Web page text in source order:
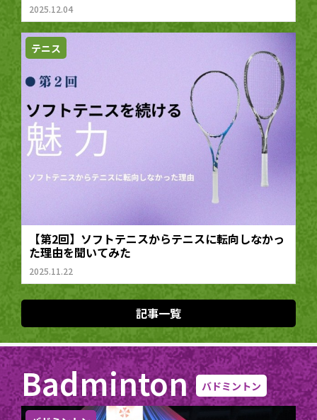
2025.12.04
テニス
【第2回】ソフトテニスからテニスに転向しなかっ
た理由を聞いてみた
2025.11.22
記事一覧
Badminton バドミントン